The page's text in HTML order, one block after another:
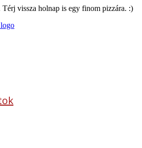
vissza holnap is egy finom pizzára. :)